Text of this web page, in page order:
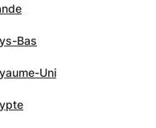
Bas
Uni